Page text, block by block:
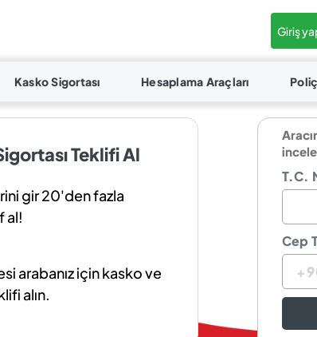
Giriş
Kasko Sigortası Hesaplama Araçları
Teklifi Al
gir 20'den fazla
al!
arabanız için kasko ve
alın.
T.C.
Cep